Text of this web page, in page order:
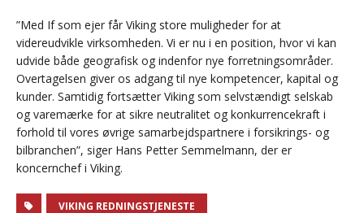
”Med If som ejer får Viking store muligheder for at
videreudvikle virksomheden. Vi er nu i en position, hvor vi kan
udvide både geografisk og indenfor nye forretningsområder.
Overtagelsen giver os adgang til nye kompetencer, kapital og
kunder. Samtidig fortsætter Viking som selvstændigt selskab
og varemærke for at sikre neutralitet og konkurrencekraft i
forhold til vores øvrige samarbejdspartnere i forsikrings- og
bilbranchen”, siger Hans Petter Semmelmann, der er
koncernchef i Viking.
VIKING REDNINGSTJENESTE